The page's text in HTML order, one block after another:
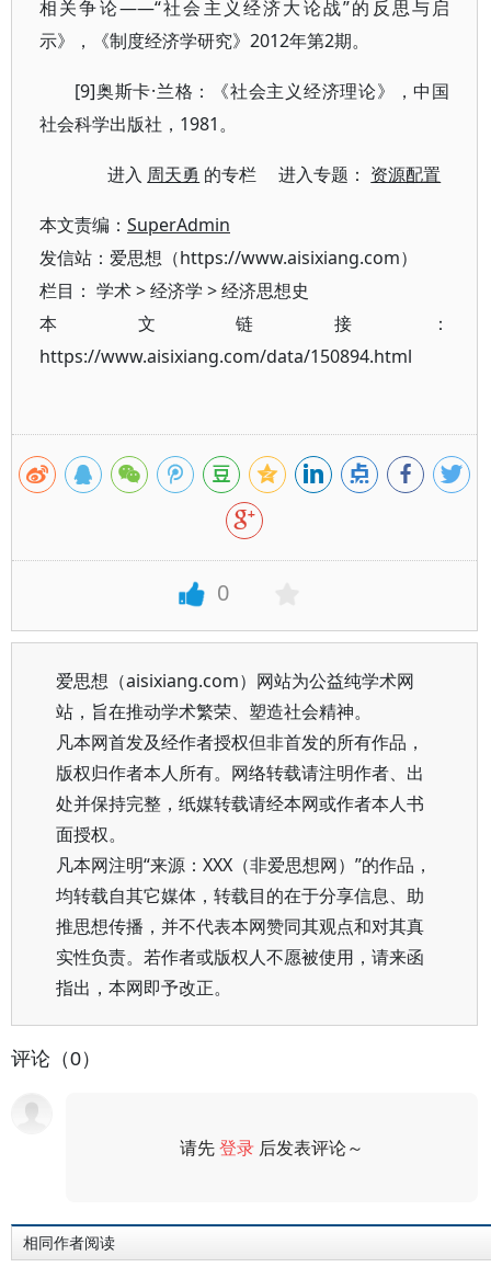
相关争论——“社会主义经济大论战”的反思与启
示》，《制度经济学研究》2012年第2期。
[9]奥斯卡·兰格：《社会主义经济理论》，中国
社会科学出版社，1981。
进入 周天勇 的专栏 进入专题： 资源配置
本文责编： SuperAdmin
发信站：爱思想（https://www.aisixiang.com）
栏目： 学术>经济学 >经济思想史
本文链接：
https://www.aisixiang.com/data/150894.html
0
爱思想（aisixiang.com）网站为公益纯学术网
站，旨在推动学术繁荣、塑造社会精神。
凡本网首发及经作者授权但非首发的所有作品，
版权归作者本人所有。网络转载请注明作者、出
处并保持完整，纸媒转载请经本网或作者本人书
面授权。
凡本网注明“来源：XXX（非爱思想网）”的作品，
均转载自其它媒体，转载目的在于分享信息、助
推思想传播，并不代表本网赞同其观点和对其真
实性负责。若作者或版权人不愿被使用，请来函
指出，本网即予改正。
评论（0）
请先登录 后发表评论～
相同作者阅读